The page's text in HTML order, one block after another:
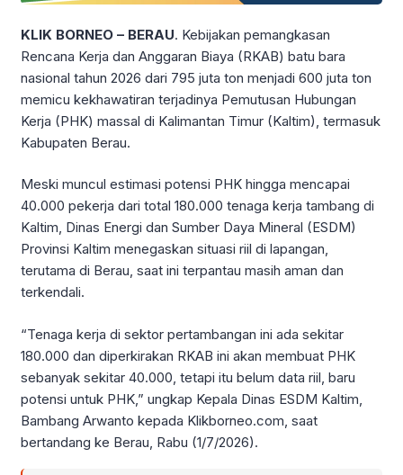
KLIK BORNEO – BERAU. Kebijakan pemangkasan
Rencana Kerja dan Anggaran Biaya (RKAB) batu bara
nasional tahun 2026 dari 795 juta ton menjadi 600 juta ton
memicu kekhawatiran terjadinya Pemutusan Hubungan
Kerja (PHK) massal di Kalimantan Timur (Kaltim), termasuk
Kabupaten Berau.
Meski muncul estimasi potensi PHK hingga mencapai
40.000 pekerja dari total 180.000 tenaga kerja tambang di
Kaltim, Dinas Energi dan Sumber Daya Mineral (ESDM)
Provinsi Kaltim menegaskan situasi riil di lapangan,
terutama di Berau, saat ini terpantau masih aman dan
terkendali.
“Tenaga kerja di sektor pertambangan ini ada sekitar
180.000 dan diperkirakan RKAB ini akan membuat PHK
sebanyak sekitar 40.000, tetapi itu belum data riil, baru
potensi untuk PHK,” ungkap Kepala Dinas ESDM Kaltim,
Bambang Arwanto kepada Klikborneo.com, saat
bertandang ke Berau, Rabu (1/7/2026).